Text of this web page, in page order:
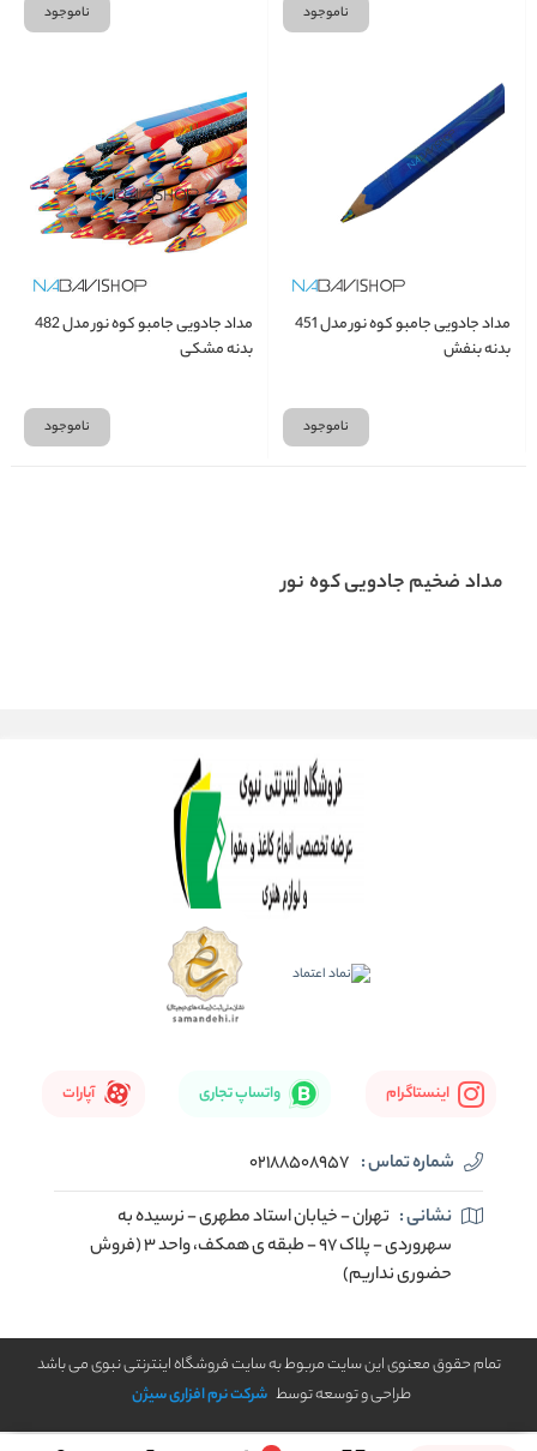
ناموجود ناموجود
مداد جادویی جامبو کوه نور مدل 451
بدنه بنفش
ناموجود
مداد جادویی جامبو کوه نور مدل 482
بدنه مشکی
ناموجود
مداد ضخیم جادویی کوه نور
اینستاگرام واتساپ تجاری آپارات
شماره تماس : 02188508957
نشانی : تهران - خیابان استاد مطهری - نرسیده به
سهروردی - پلاک 97 - طبقه ی همکف، واحد 3 (فروش
حضوری نداریم)
تمام حقوق معنوی این سایت مربوط به سایت فروشگاه اینترنتی نبوی می باشد
طراحی و توسعه توسط شرکت نرم افزاری سیژن